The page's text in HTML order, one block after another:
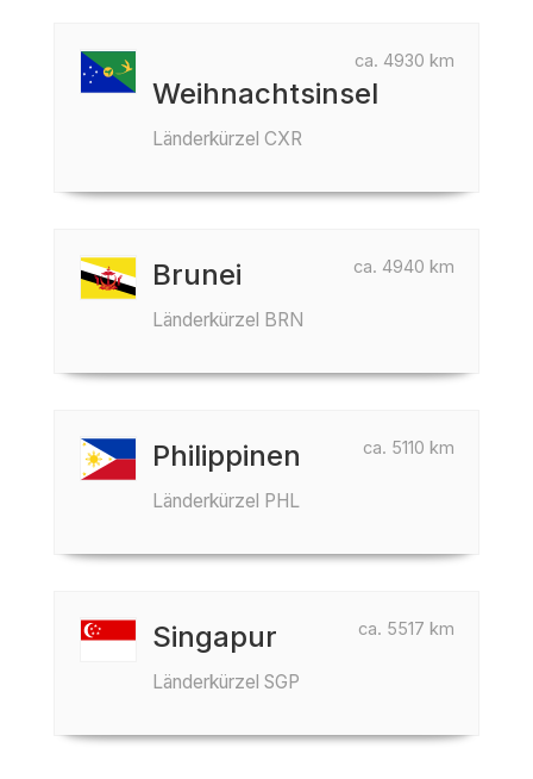
ca. 4930 km
Weihnachtsinsel
Länderkürzel CXR
ca. 4940 km
Brunei
Länderkürzel BRN
ca. 5110 km
Philippinen
Länderkürzel PHL
ca. 5517 km
Singapur
Länderkürzel SGP